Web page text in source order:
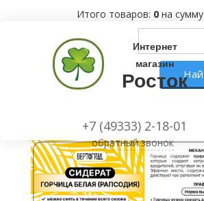
Итого товаров: 0 на сумму
Интернет
магазин
Росток
+7 (49333) 2-18-01
обратный звонок